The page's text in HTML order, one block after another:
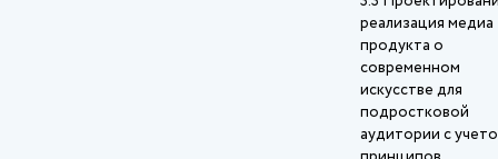
реализация медиа
продукта о
современном
искусстве для
подростковой
аудитории с